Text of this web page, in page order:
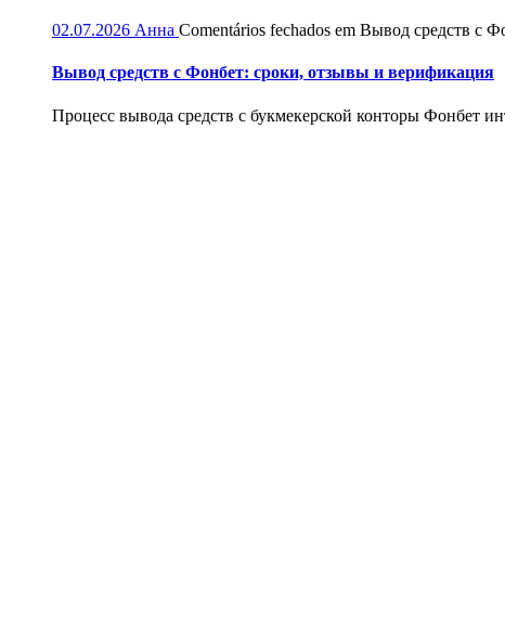
02.07.2026 Анна Comentários fechados em Вывод средств с
Вывод средств с Фонбет: сроки, отзывы и верификация
Процесс вывода средств с букмекерской конторы Фонбет